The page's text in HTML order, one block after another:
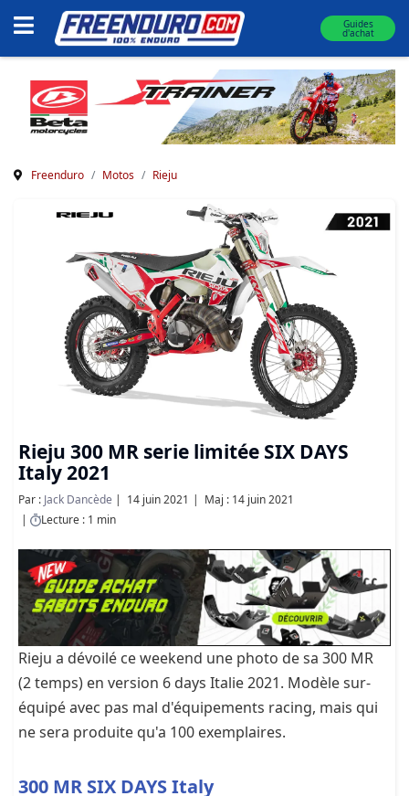
Guides
d'achat
Freenduro Motos Rieju
Rieju 300 MR serie limitée SIX DAYS
Italy 2021
Par : Jack Dancède 14 juin 2021
Maj : 14 juin 2021
Lecture : 1 min
Rieju a dévoilé ce weekend une photo de sa 300 MR
(2 temps) en version 6 days Italie 2021. Modèle sur-
équipé avec pas mal d'équipements racing, mais qui
ne sera produite qu'a 100 exemplaires.
300 MR SIX DAYS Italy